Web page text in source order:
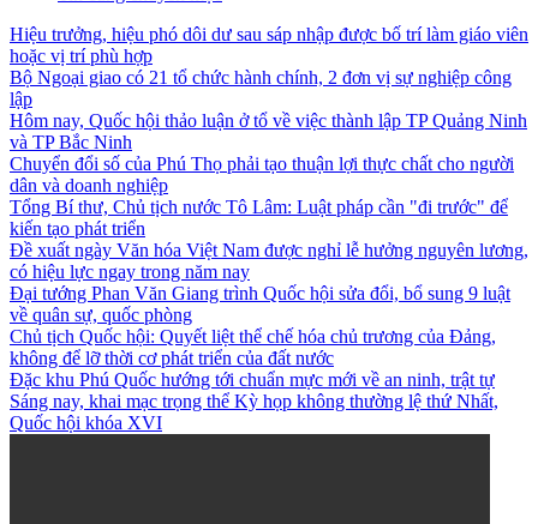
Hiệu trưởng, hiệu phó dôi dư sau sáp nhập được bố trí làm giáo viên
hoặc vị trí phù hợp
Bộ Ngoại giao có 21 tổ chức hành chính, 2 đơn vị sự nghiệp công
lập
Hôm nay, Quốc hội thảo luận ở tổ về việc thành lập TP Quảng Ninh
và TP Bắc Ninh
Chuyển đổi số của Phú Thọ phải tạo thuận lợi thực chất cho người
dân và doanh nghiệp
Tổng Bí thư, Chủ tịch nước Tô Lâm: Luật pháp cần "đi trước" để
kiến tạo phát triển
Đề xuất ngày Văn hóa Việt Nam được nghỉ lễ hưởng nguyên lương,
có hiệu lực ngay trong năm nay
Đại tướng Phan Văn Giang trình Quốc hội sửa đổi, bổ sung 9 luật
về quân sự, quốc phòng
Chủ tịch Quốc hội: Quyết liệt thể chế hóa chủ trương của Đảng,
không để lỡ thời cơ phát triển của đất nước
Đặc khu Phú Quốc hướng tới chuẩn mực mới về an ninh, trật tự
Sáng nay, khai mạc trọng thể Kỳ họp không thường lệ thứ Nhất,
Quốc hội khóa XVI